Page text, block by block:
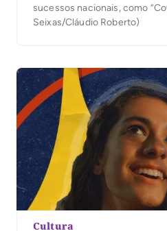
sucessos nacionais, como
Seixas/Cláudio Roberto)
Cultura